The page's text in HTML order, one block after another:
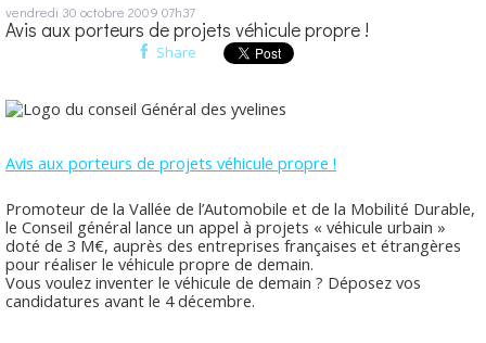
vendredi 30 octobre 2009 07h37
Avis aux porteurs de projets véhicule propre !
Share
Avis aux porteurs de projets véhicule propre !
Promoteur de la Vallée de l’Automobile et de la Mobilité Durable,
le Conseil général lance un appel à projets « véhicule urbain »
doté de 3 M€, auprès des entreprises françaises et étrangères
pour réaliser le véhicule propre de demain.
Vous voulez inventer le véhicule de demain ? Déposez vos
candidatures avant le 4 décembre.